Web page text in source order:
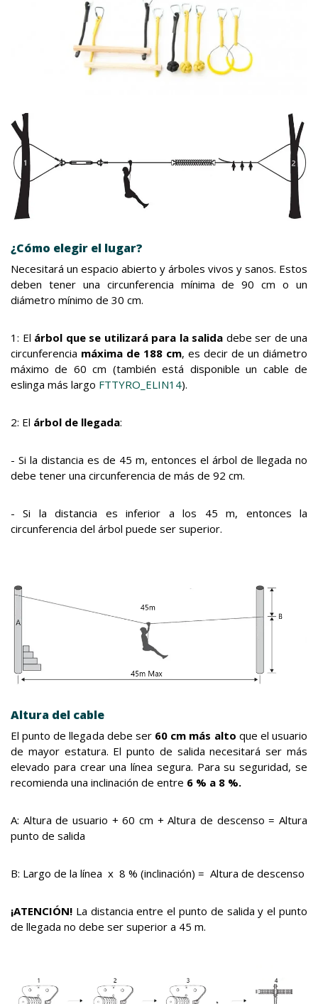
¿Cómo elegir el lugar?
Necesitará un espacio abierto y árboles vivos y sanos. Estos
deben tener una circunferencia mínima de 90 cm o un
diámetro mínimo de 30 cm.
1: El árbol que se utilizará para la salida debe ser de una
circunferencia máxima de 188 cm, es decir de un diámetro
máximo de 60 cm (también está disponible un cable de
eslinga más largo FTTYRO_ELIN14).
2: El árbol de llegada:
- Si la distancia es de 45 m, entonces el árbol de llegada no
debe tener una circunferencia de más de 92 cm.
- Si la distancia es inferior a los 45 m, entonces la
circunferencia del árbol puede ser superior.
Altura del cable
El punto de llegada debe ser60 cm más alto que el usuario
de mayor estatura. El punto de salida necesitará ser más
elevado para crear una línea segura. Para su seguridad, se
recomienda una inclinación de entre 6 % a 8 %.
A: Altura de usuario + 60 cm + Altura de descenso = Altura
punto de salida
B: Largo de la línea x 8 % (inclinación) = Altura de descenso
¡ATENCIÓN! La distancia entre el punto de salida y el punto
de llegada no debe ser superior a 45 m.